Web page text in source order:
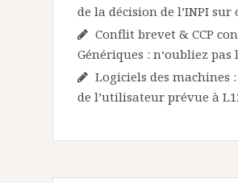
de la décision de l’INPI
Conflit brevet & CCP
Génériques : n‘oubliez pas
Logiciels des machines
de l’utilisateur prévue à